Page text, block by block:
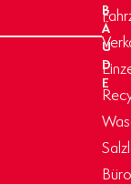
B
Ä
U
D
E